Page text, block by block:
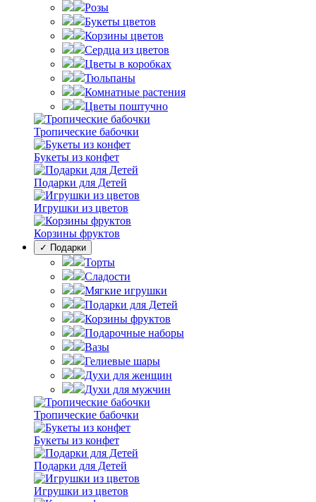
Розы
Букеты цветов
Корзины цветов
Сердца из цветов
Цветы в коробках
Тюльпаны
Комнатные растения
Цветы поштучно
Тропические бабочки
Букеты из конфет
Подарки для Детей
Игрушки из цветов
Корзины фруктов
✓ Подарки
Торты
Сладости
Мягкие игрушки
Подарки для Детей
Корзины фруктов
Подарочные наборы
Вазы
Гелиевые шары
Духи для женщин
Духи для мужчин
Тропические бабочки
Букеты из конфет
Подарки для Детей
Игрушки из цветов